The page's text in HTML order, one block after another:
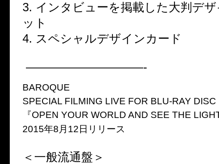
3. インタビューを掲載した大判デ
ット
4. スペシャルデザインカード
——————————-
BAROQUE
SPECIAL FILMING LIVE FOR BLU-RAY DISC
『OPEN YOUR WORLD AND SEE THE
2015年8月12日リリース
＜一般流通盤＞